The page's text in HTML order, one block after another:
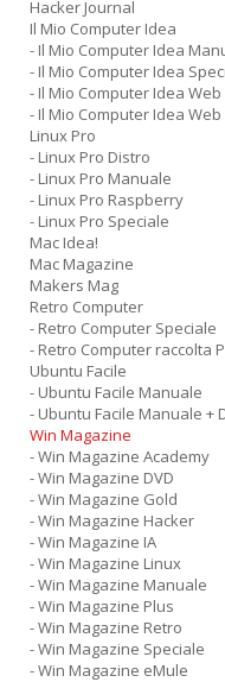
Hacker Journal
Il Mio Computer Idea
- Il Mio Computer Idea
- Il Mio Computer Idea
- Il Mio Computer Idea Web
- Il Mio Computer Idea
Linux Pro
- Linux Pro Distro
- Linux Pro Manuale
- Linux Pro Raspberry
- Linux Pro Speciale
Mac Idea!
Mac Magazine
Makers Mag
Retro Computer
- Retro Computer Speciale
- Retro Computer raccolta
Ubuntu Facile
- Ubuntu Facile Manuale
- Ubuntu Facile Manuale +
Win Magazine
- Win Magazine Academy
- Win Magazine DVD
- Win Magazine Gold
- Win Magazine Hacker
- Win Magazine IA
- Win Magazine Linux
- Win Magazine Manuale
- Win Magazine Plus
- Win Magazine Retro
- Win Magazine Speciale
- Win Magazine eMule